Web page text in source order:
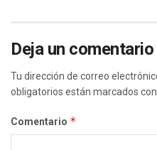
Deja un comentario
Tu dirección de correo
obligatorios están marcados con
Comentario *